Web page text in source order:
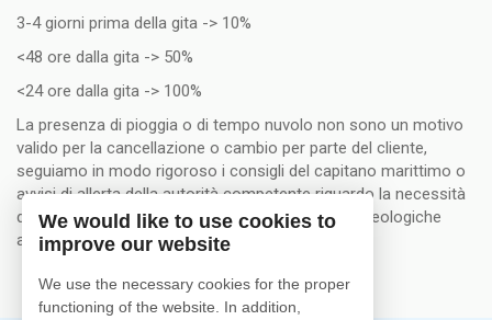
3-4 giorni prima della gita -> 10%
<48 ore dalla gita -> 50%
<24 ore dalla gita -> 100%
La presenza di pioggia o di tempo nuvolo non sono un motivo
valido per la cancellazione o cambio per parte del cliente,
seguiamo in modo rigoroso i consigli del capitano marittimo o
avvisi di allerta della autorità competente riguardo la necessità
di cancellare una gita a causa di condizioni metereologiche
avverse.
We would like to use cookies to
improve our website
We use the necessary cookies for the proper
functioning of the website. In addition,